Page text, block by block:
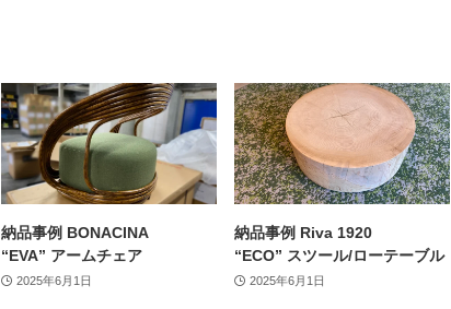
納品事例 BONACINA
“EVA” アームチェア
2025年6月1日
納品事例 Riva 1920
“ECO” スツール/ローテーブル
2025年6月1日